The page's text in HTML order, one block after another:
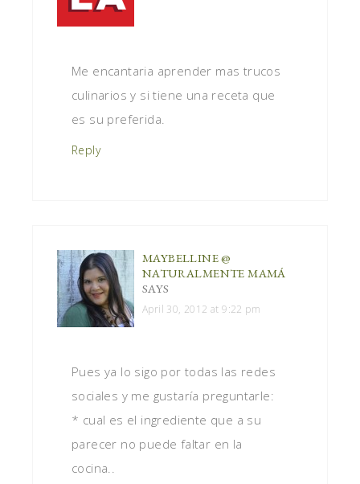
Me encantaria aprender mas trucos
culinarios y si tiene una receta que
es su preferida.
Reply
MAYBELLINE @
NATURALMENTE MAMÁ
SAYS
April 30, 2012 at 9:22 pm
Pues ya lo sigo por todas las redes
sociales y me gustaría preguntarle:
* cual es el ingrediente que a su
parecer no puede faltar en la
cocina..